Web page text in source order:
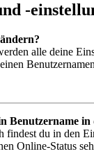
-
alle deine
Benutzername
findest du in den
Online-Status